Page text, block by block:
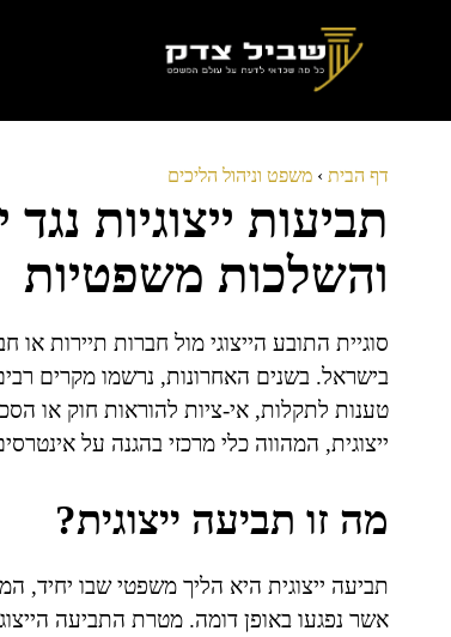
דף הבית › משפט וניהול הליכים
תביעות ייצוגיות
והשלכות משפטיות
סוגיית התובע הייצוגי מול חברות תיירות
בישראל. בשנים האחרונות, נרשמו מקרים
טענות לתקלות, אי-ציות להוראות חוק או
ייצוגית, המהווה כלי מרכזי בהגנה על
מה זו תביעה ייצוגית?
תביעה ייצוגית היא הליך משפטי שבו
אשר נפגעו באופן דומה. מטרת התביעה